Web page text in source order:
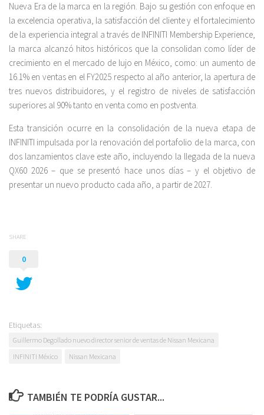
Nueva Era de la marca en la región. Bajo su gestión con enfoque en
la excelencia operativa, la satisfacción del cliente y el fortalecimiento
de la experiencia integral a través de INFINITI Membership Experience,
la marca alcanzó hitos históricos que la consolidan como líder de
crecimiento en el mercado de lujo en México, como: un aumento de
16.1% en ventas en el FY2025 respecto al año anterior, la apertura de
tres nuevos distribuidores, y el registro de niveles de satisfacción
superiores al 90% tanto en venta como en postventa.
Esta transición ocurre en la consolidación de la nueva etapa de
INFINITI impulsada por la renovación del portafolio de la marca, con
dos lanzamientos clave este año, incluyendo la llegada de la nueva
QX60 2026 – que se presentó hace unos días – y el objetivo de
presentar un nuevo producto cada año, a partir de 2027.
SHARE
0
Etiquetas:
Guillermo Degollado nuevo director senior de ventas de Nissan Mexicana
INFINITI México
Nissan Mexicana
TAMBIÉN TE PODRÍA GUSTAR...